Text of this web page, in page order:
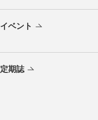
イベント
定期誌